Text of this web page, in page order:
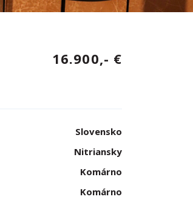
16.900,- €
Slovensko
Nitriansky
Komárno
Komárno